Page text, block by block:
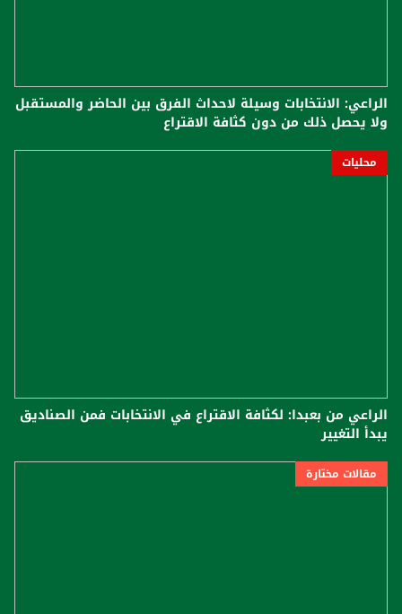
الراعي: الانتخابات وسيلة لاحداث الفرق بين الحاضر والمستقبل
ولا يحصل ذلك من دون كثافة الاقتراع
محليات
الراعي من بعبدا: لكثافة الاقتراع في الانتخابات فمن الصناديق
يبدأ التغيير
مقالات مختارة